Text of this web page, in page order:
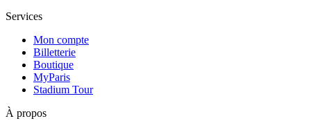
Services
Mon compte
Billetterie
Boutique
MyParis
Stadium Tour
À propos